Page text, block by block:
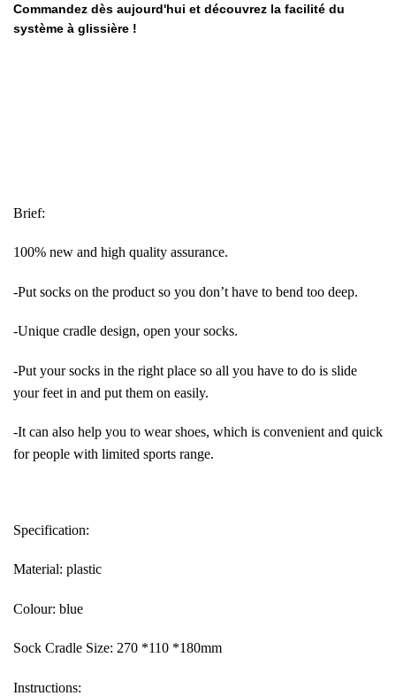
Commandez dès aujourd'hui et découvrez la facilité du
système à glissière !
Brief:
100% new and high quality assurance.
-Put socks on the product so you don’t have to bend too deep.
-Unique cradle design, open your socks.
-Put your socks in the right place so all you have to do is slide
your feet in and put them on easily.
-It can also help you to wear shoes, which is convenient and quick
for people with limited sports range.
Specification:
Material: plastic
Colour: blue
Sock Cradle Size: 270 *110 *180mm
Instructions: